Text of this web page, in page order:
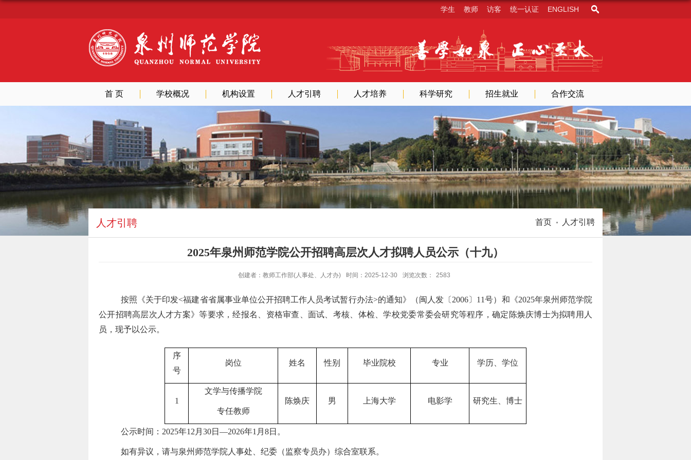
学生 教师 访客 统一认证 ENGLISH
首 页 学校概况 机构设置 人才引聘 人才培养 科学研究 招生就业 合作交流
首页 人才引聘
人才引聘
2025年泉州师范学院公开招聘高层次人才拟聘人员公示（十九）
创建者：教师工作部(人事处、人才办) 时间：2025-12-30 浏览次数： 2583
按照《关于印发<福建省省属事业单位公开招聘工作人员考试暂行办法>的通知》 （闽人发〔 2006〕11号） 和 《2025年泉州师范学院
公开招聘高层次人才方案》等要求，经报名、资格审查、面试、考核、体检 、学校党委常委会研究等程序，确定 陈焕庆博士为拟聘用人
员 ，现予以公示。
序
号
岗位 姓名 性别 毕业院校 专业 学历、学位
1
文学与传播学院
专任教师
陈焕庆 男 上海大学 电影学 研究生、博士
公示时间： 2025年12 月 30日 —2026年1 月 8日。
如有异议，请与泉州师范学院 人事处、纪委（监察专员办）综合室联系。